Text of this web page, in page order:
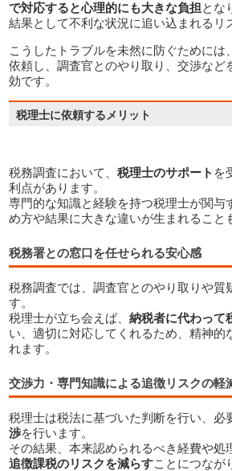
で対応すると心理的にも大きな負担とな
結果として不利な状況に追い込まれるリ
こうしたトラブルを未然に防ぐためには
依頼し、調査官とのやり取り、交渉など
効です。
税務調査において、税理士のサポート を
利点があります。
専門的な知識と経験を持つ税理士が関与
め方や結果に大きな違いが生まれること
税務署との窓口を任せられる安心感
税務調査では、調査官とのやり取りや質
す。
税理士が立ち会えば、納税者に代わって
い、適切に対応してくれるため、精神的
れます。
交渉力・専門知識による追徴リスクの軽
税理士は税法に基づいた判断を行い、必
渉を行います。
その結果、本来認められるべき経費や処
追徴課税のリスクを減らすことにつなが